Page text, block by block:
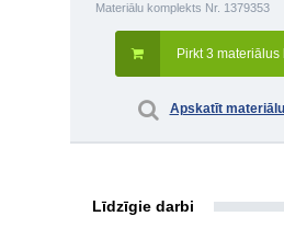
Materiālu komplekts Nr. 1379353
Pirkt 3 materiālus
Apskatīt
Līdzīgie darbi